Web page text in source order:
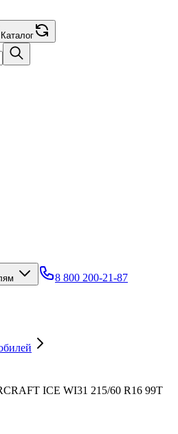
Каталог
8 800 200-21-87
ICE WI31 215/60 R16 99T